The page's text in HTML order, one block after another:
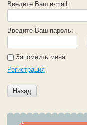
Введите Ваш e-mail:
Введите Ваш пароль:
Запомнить меня
Регистрация
Назад